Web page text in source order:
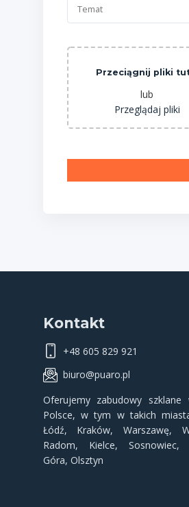
Przeciągnij pliki
lub
Przeglądaj pliki
Kontakt
+48 605 829 921
biuro@puaro.pl
Oferujemy zabudowy szklane
Polsce, w tym w takich
Łódź, Kraków, Warszawę,
Radom, Kielce,Sosnowiec,
Góra, Olsztyn